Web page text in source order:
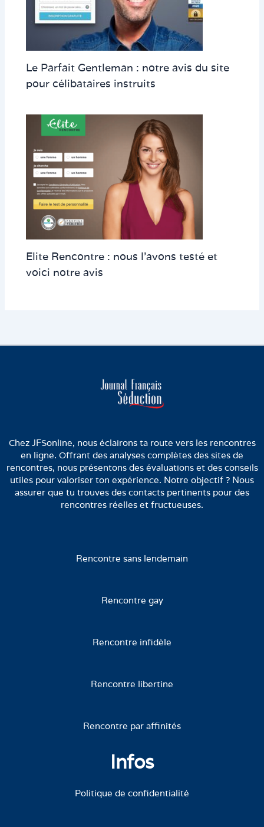
Le Parfait Gentleman : notre avis du site
pour célibataires instruits
Elite Rencontre : nous l’avons testé et
voici notre avis
Chez JFSonline, nous éclairons ta route vers les rencontres
en ligne. Offrant des analyses complètes des sites de
rencontres, nous présentons des évaluations et des conseils
utiles pour valoriser ton expérience. Notre objectif ? Nous
assurer que tu trouves des contacts pertinents pour des
rencontres réelles et fructueuses.
Rencontre sans lendemain
Rencontre gay
Rencontre infidèle
Rencontre libertine
Rencontre par affinités
Infos
Politique de confidentialité